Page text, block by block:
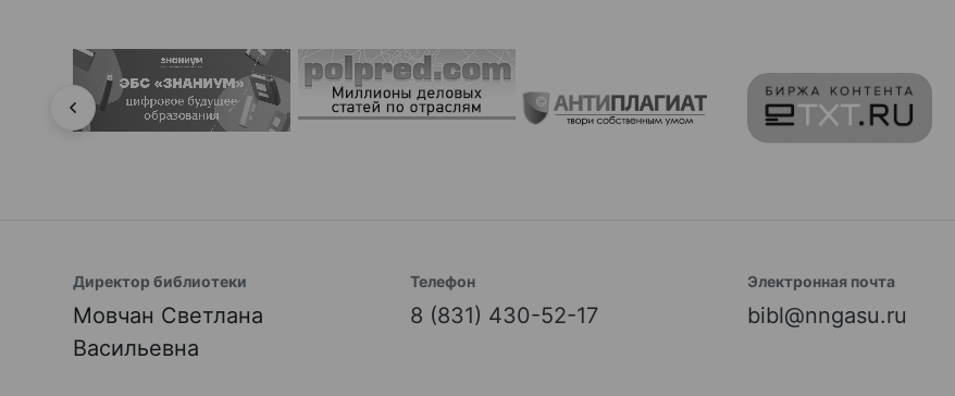
Директор библиотеки
Мовчан Светлана
Васильевна
Телефон
8 (831) 430-52-17
Электронная почта
bibl@nngasu.ru